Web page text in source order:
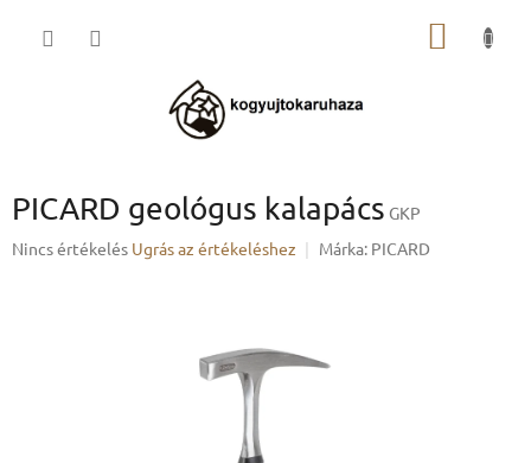
KOSÁR
PICARD geológus kalapács GKP
A
Nincs értékelés Ugrás az értékeléshez Márka: PICARD